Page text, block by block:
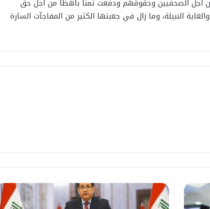
الصحفيين وحقوقهم ودفعت ثمنا باهظا من أجل حق
النبيلة، وما زال في جعبتها الكثير من المفاجآت السارة